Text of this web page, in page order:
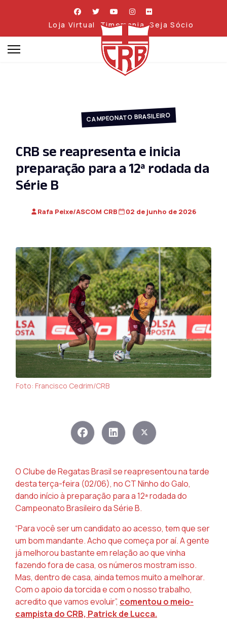
Loja Virtual Timemania Seja Sócio
CAMPEONATO BRASILEIRO
CRB se reapresenta e inicia
preparação para a 12ª rodada da
Série B
Rafa Peixe/ASCOM CRB 02 de junho de 2026
Foto: Francisco Cedrim/CRB
O Clube de Regatas Brasil se reapresentou na tarde
desta terça-feira (02/06), no CT Ninho do Galo,
dando início à preparação para a 12ª rodada do
Campeonato Brasileiro da Série B.
“Para você ser um candidato ao acesso, tem que ser
um bom mandante. Acho que começa por aí. A gente
já melhorou bastante em relação ao que vinha
fazendo fora de casa, os números mostram isso.
Mas, dentro de casa, ainda temos muito a melhorar.
Com o apoio da torcida e com o nosso trabalho,
acredito que vamos evoluir”, comentou o meio-
campista do CRB, Patrick de Lucca.